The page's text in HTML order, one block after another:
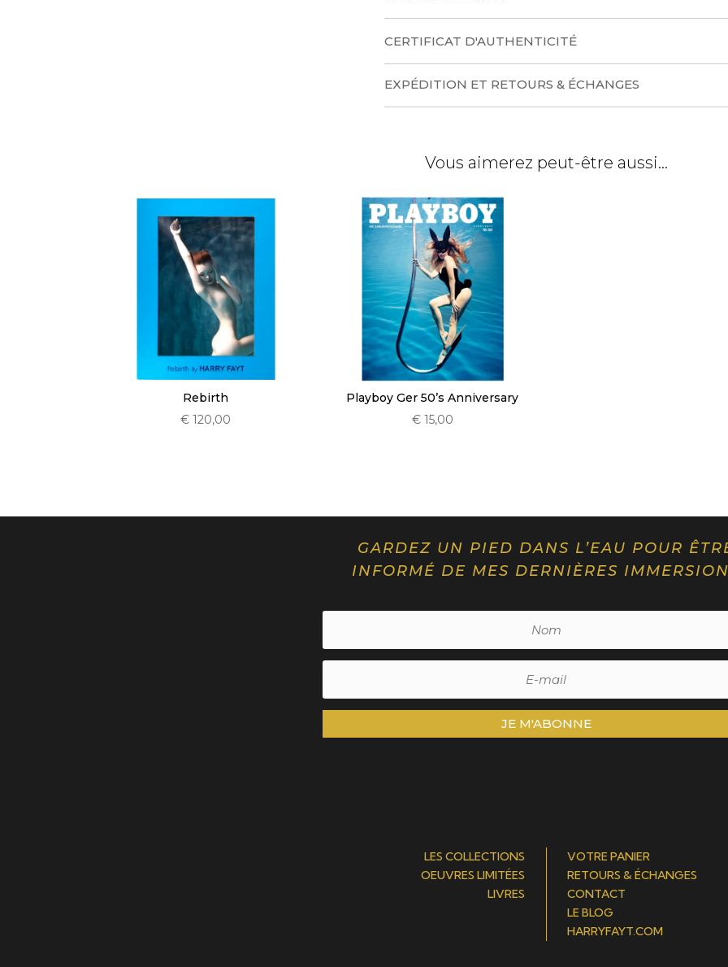
:
CERTIFICAT D'AUTHENTICITÉ
EXPÉDITION ET RETOURS & ÉCHANGES
Vous aimerez peut-être aussi…
Rebirth
€ 120,00
Playboy Ger 50’s Anniversary
€15,00
GARDEZ UN PIED DANS L’EAU POUR
INFORMÉ DE MES DERNIÈRES
JE M'ABONNE
LES COLLECTIONS
OEUVRES LIMITÉES
LIVRES
VOTRE PANIER
RETOURS & ÉCHANGES
CONTACT
LE BLOG
HARRYFAYT.COM